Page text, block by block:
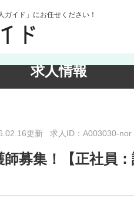
イド」にお任せください！
求人情報
変更
更新 求人ID：A003030-nor
師募集！【正社員